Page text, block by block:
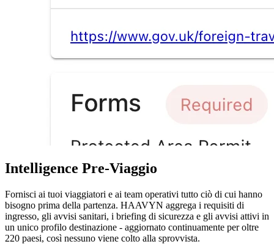
Intelligence Pre-Viaggio
Fornisci ai tuoi viaggiatori e ai team operativi tutto ciò di cui hanno
bisogno prima della partenza. HAAVYN aggrega i requisiti di
ingresso, gli avvisi sanitari, i briefing di sicurezza e gli avvisi attivi in
un unico profilo destinazione - aggiornato continuamente per oltre
220 paesi, così nessuno viene colto alla sprovvista.